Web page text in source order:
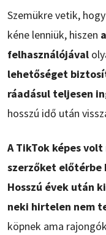
Szemükre vetik,
kéne lenniük, hiszen
felhasználójával
lehetőséget
ráadásul teljesen
hosszú idő után
A TikTok képes
szerzőket előtérbe
Hosszú évek után
neki hirtelen nem
köpnek ama